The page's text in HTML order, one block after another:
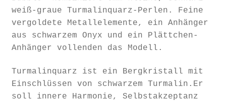
weiß-graue Turmalinquarz-Perlen. Feine
vergoldete Metallelemente, ein Anhänger
aus schwarzem Onyx und ein Plättchen-
Anhänger vollenden das Modell.
Turmalinquarz ist ein Bergkristall mit
Einschlüssen von schwarzem Turmalin.Er
soll innere Harmonie, Selbstakzeptanz